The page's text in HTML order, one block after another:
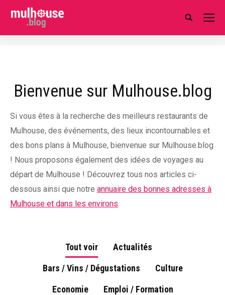
Search:
Bienvenue sur Mulhouse.blog
Si vous êtes à la recherche des meilleurs restaurants de
Mulhouse, des événements, des lieux incontournables et
des bons plans à Mulhouse, bienvenue sur Mulhouse.blog
! Nous proposons également des idées de voyages au
départ de Mulhouse ! Découvrez tous nos articles ci-
dessous ainsi que notre annuaire des bonnes adresses à
Mulhouse et dans les environs.
Tout voir
Actualités
Bars / Vins / Dégustations
Culture
Economie
Emploi / Formation